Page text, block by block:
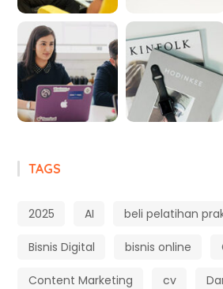
TAGS
2025 AI beli pelatihan
Bisnis Digital bisnis online
Content Marketing cv